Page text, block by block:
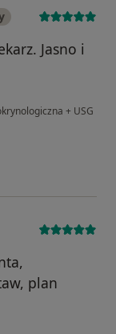
Jasno i
+ USG
plan